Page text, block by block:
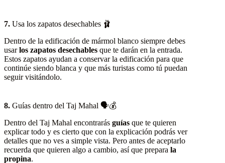
7. Usa los zapatos desechables 🩰
Dentro de la edificación de mármol blanco siempre debes
usarlos zapatos desechables que te darán en la entrada.
Estos zapatos ayudan a conservar la edificación para que
continúe siendo blanca y que más turistas como tú puedan
seguir visitándolo.
8. Guías dentro del Taj Mahal 🗣️💰
Dentro del Taj Mahal encontrarás guías que te quieren
explicar todo y es cierto que con la explicación podrás ver
detalles que no ves a simple vista. Pero antes de aceptarlo
recuerda que quieren algo a cambio, así que prepara la
propina.